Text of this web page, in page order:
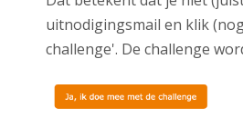
uitnodigingsmail en klik
challenge'. De challenge